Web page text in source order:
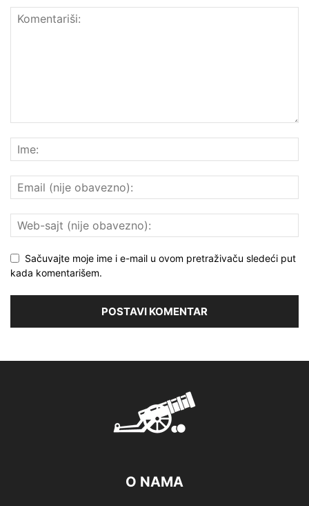
Sačuvajte moje ime i e-mail u ovom pretraživaču sledeći put
kada komentarišem.
O NAMA